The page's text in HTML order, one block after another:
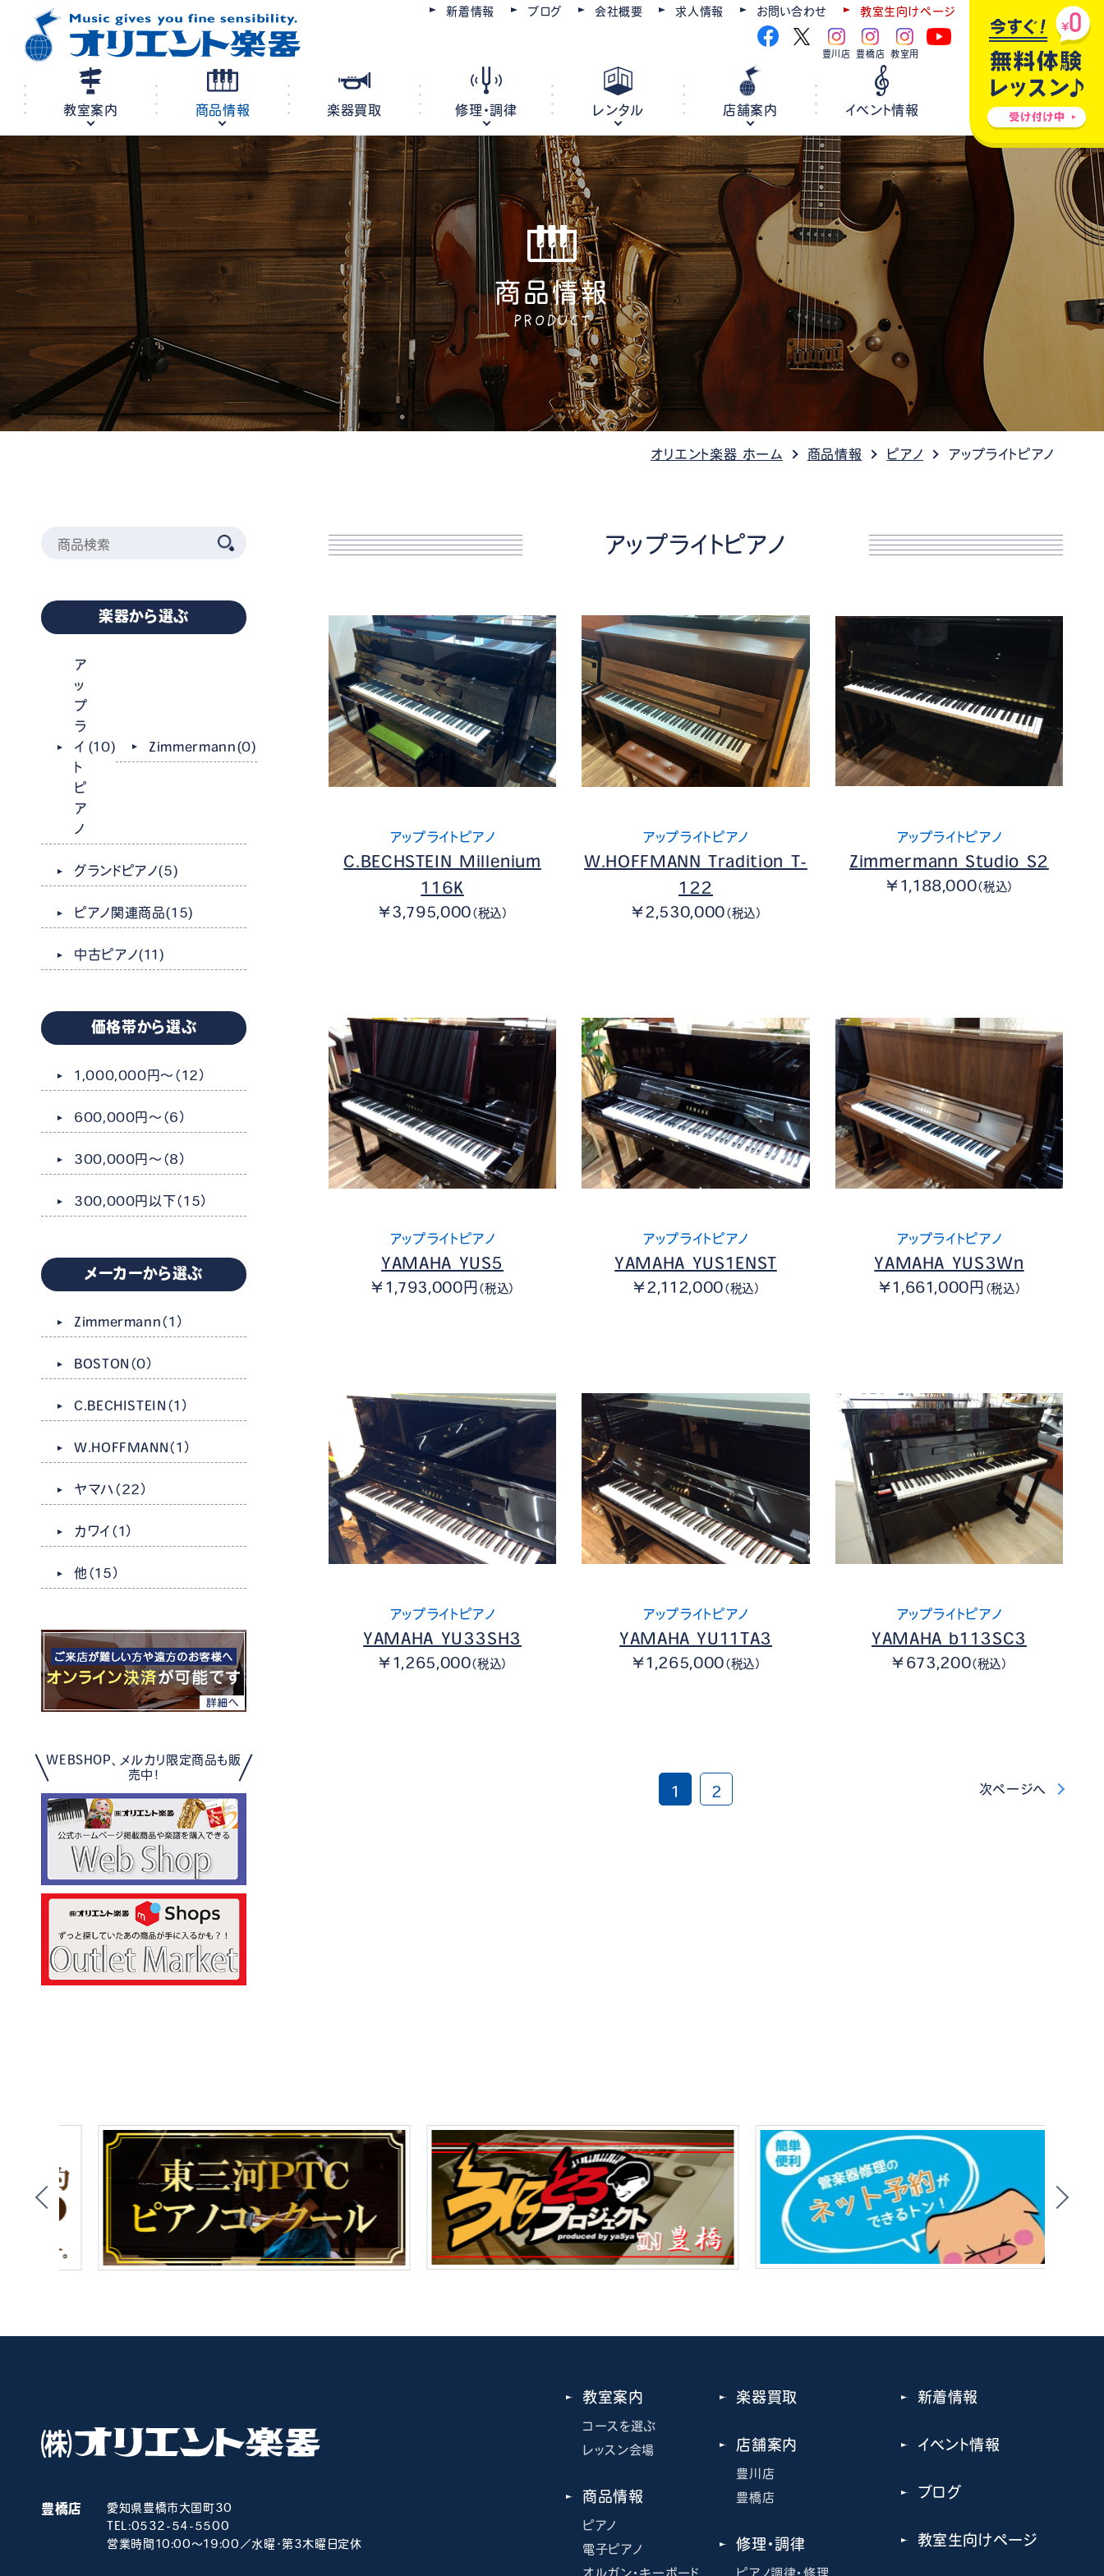
新着情報 ブログ 会社概要 求人情報 お問い合わせ 教室生向けページ
豊川店 豊橋店 教室用
教室案内
教室案内
コースを選ぶ レッスン会場
商品情報
商品情報
ピアノ 電子ピアノ
オルガン
キーボード
ウクレレ
弦楽器
防音・調音 各種楽器 チケット情報
楽器買取 修理・調律
修理・調律
ピアノ調律・修理 管楽器修理・メンテナンス 各種楽器修理
レンタル
レンタル
楽器レンタル 教室レンタル ホールレンタル
店舗案内
店舗案内
豊橋店
イベント情報
商品情報
PRODUCT
オリエント楽器 ホーム 商品情報 ピアノ アップライトピアノ
楽器から選ぶ
ア
ッ
プ
ラ
イ
ト
ピ
ア
ノ
(10) Zimmermann(0)
グランドピアノ(5)
ピアノ関連商品(15)
中古ピアノ(11)
価格帯から選ぶ
1,000,000円～ （12）
600,000円～ （6）
300,000円～ （8）
300,000円以下（15）
メーカーから選ぶ
Zimmermann（1）
BOSTON （0）
C.BECHISTEIN （1）
W.HOFFMANN（1）
ヤマハ （22）
カワイ （1）
他 （15）
WEBSHOP、メルカリ限定商品も販
売中！
アップライトピアノ
アップライトピアノ
C.BECHSTEIN Millenium
116K
￥3,795,000 （税込）
アップライトピアノ
W.HOFFMANN Tradition T-
122
￥2,530,000 （税込）
アップライトピアノ
Zimmermann Studio S2
￥1,188,000（税込）
アップライトピアノ
YAMAHA YUS5
￥1,793,000円 （税込）
アップライトピアノ
YAMAHA YUS1ENST
￥2,112,000 （税込）
アップライトピアノ
YAMAHA YUS3Wn
￥1,661,000円 （税込）
アップライトピアノ
YAMAHA YU33SH3
￥1,265,000（税込）
アップライトピアノ
YAMAHA YU11TA3
￥1,265,000 （税込）
アップライトピアノ
YAMAHA b113SC3
￥673,200（税込）
1 2 次ページへ
豊橋店
愛知県豊橋市大国町30
TEL:0532-54-5500
営業時間10:00～19:00／水曜･第3木曜日定休
教室案内
コースを選ぶ
レッスン会場
商品情報
ピアノ
電子ピアノ
オルガン・キーボード
楽器買取
店舗案内
豊川店
豊橋店
修理・調律
ピアノ調律・修理
新着情報
イベント情報
ブログ
教室生向けページ